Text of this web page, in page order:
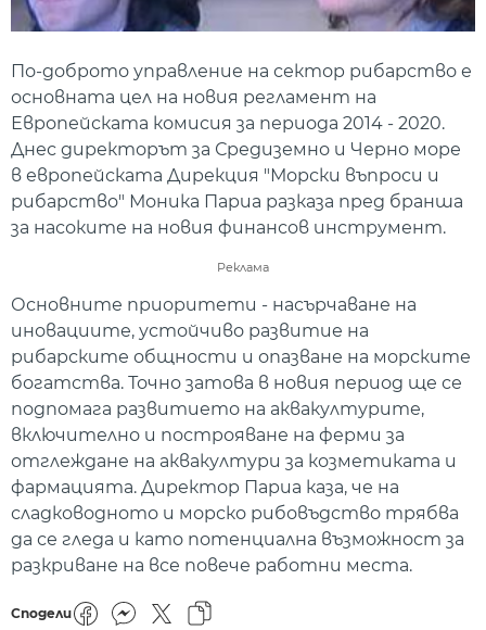
По-доброто управление на сектор рибарство е
основната цел на новия регламент на
Европейската комисия за периода 2014 - 2020.
Днес директорът за Средиземно и Черно море
в европейската Дирекция "Морски въпроси и
рибарство" Моника Париа разказа пред бранша
за насоките на новия финансов инструмент.
Реклама
Основните приоритети - насърчаване на
иновациите, устойчиво развитие на
рибарските общности и опазване на морските
богатства. Точно затова в новия период ще се
подпомага развитието на аквакултурите,
включително и построяване на ферми за
отглеждане на аквакултури за козметиката и
фармацията. Директор Париа каза, че на
сладководното и морско рибовъдство трябва
да се гледа и като потенциална възможност за
разкриване на все повече работни места.
Сподели